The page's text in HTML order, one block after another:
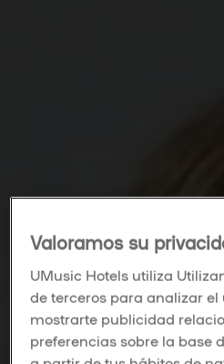
Valoramos su
UMusic Hotels utiliza
de terceros para analizar el
mostrarte publicidad
preferencias sobre la base